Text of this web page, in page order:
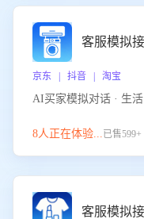
客服模拟
京东 | 抖音 | 淘宝
AI买家模拟对话 · 生
8人正在体验...已售599+
客服模拟